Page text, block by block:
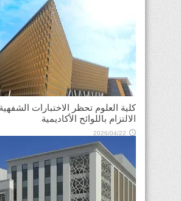
كلية العلوم تحظر الاختبارات
الالتزام باللوائح الأكاديمية
2026/04/22